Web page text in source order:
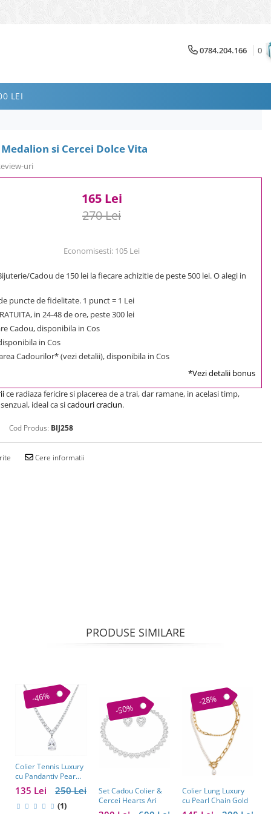
0784.204.166 0
LEI
si Cercei Dolce Vita
uri
165 Lei
270 Lei
Economisesti: 105 Lei
Cadou de 150 lei la fiecare achizitie de peste 500 lei. O alegi in
puncte de fidelitate. 1 punct = 1 Lei
in 24-48 de ore, peste 300 lei
Cadou, disponibila in Cos
in Cos
Cadourilor* (vezi detalii), disponibila in Cos
*Vezi detalii bonus
ce radiaza fericire si placerea de a trai, dar ramane, in acelasi timp,
ideal ca sicadouri craciun.
Cod Produs: BIJ258
Cere informatii
PRODUSE SIMILARE
-46%
Colier Tennis Luxury
cu Pandantiv Pear
Cut – Eleganță
Atemporală 250 Lei
135 Lei
(1)
-50%
Set Cadou Colier &
Cercei Hearts Ari
-28%
Colier Lung Luxury
cu Pearl Chain Gold